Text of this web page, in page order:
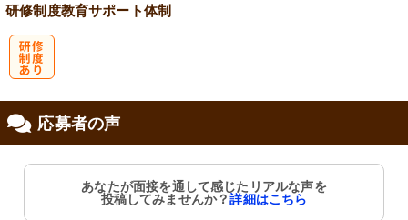
研修制度教育サポート体制
応募者の声
あなたが面接を通して感じたリアルな声を
投稿してみませんか？詳細はこちら